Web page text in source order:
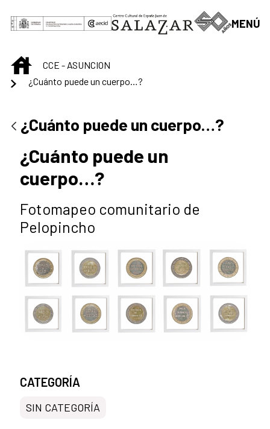
MENÚ
INICIOCCE - ASUNCION
¿Cuánto puede un cuerpo…?
¿Cuánto puede un cuerpo…?
¿Cuánto puede un
cuerpo…?
Fotomapeo comunitario de
Pelopincho
CATEGORÍA
SIN CATEGORÍA